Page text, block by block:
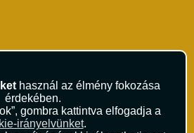
használ az élmény fokozása
érdekében.
gombra kattintva elfogadja a
irányelvünket.